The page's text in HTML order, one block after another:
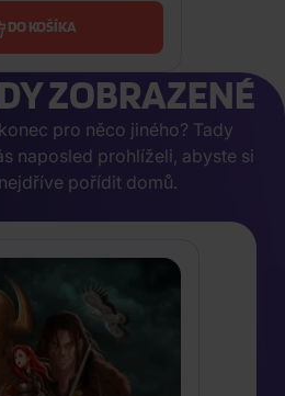
DO KOŠÍKA
ZOBRAZENÉ
pro něco jiného? Tady
naposled prohlíželi, abyste si
pořídit domů.